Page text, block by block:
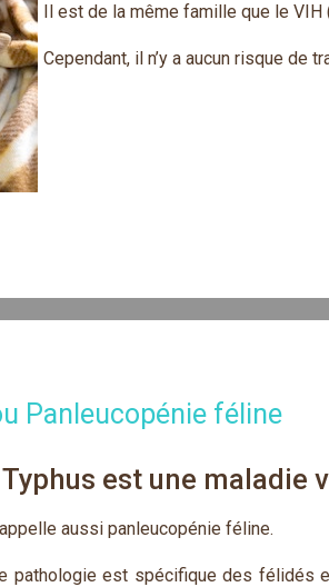
Il est de la même famille que le VIH
Cependant, il n’y a aucun risque de
Panleucopénie féline
Typhus est une maladie
aussi panleucopénie féline.
pathologie est spécifique des félidés